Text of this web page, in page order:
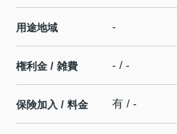
用途地域 -
権利金 / 雑費 - / -
保険加入 / 料金 有 / -